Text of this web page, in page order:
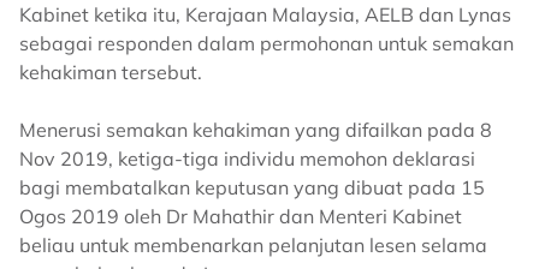
Kabinet ketika itu, Kerajaan Malaysia, AELB dan Lynas
sebagai responden dalam permohonan untuk semakan
kehakiman tersebut.
Menerusi semakan kehakiman yang difailkan pada 8
Nov 2019, ketiga-tiga individu memohon deklarasi
bagi membatalkan keputusan yang dibuat pada 15
Ogos 2019 oleh Dr Mahathir dan Menteri Kabinet
beliau untuk membenarkan pelanjutan lesen selama